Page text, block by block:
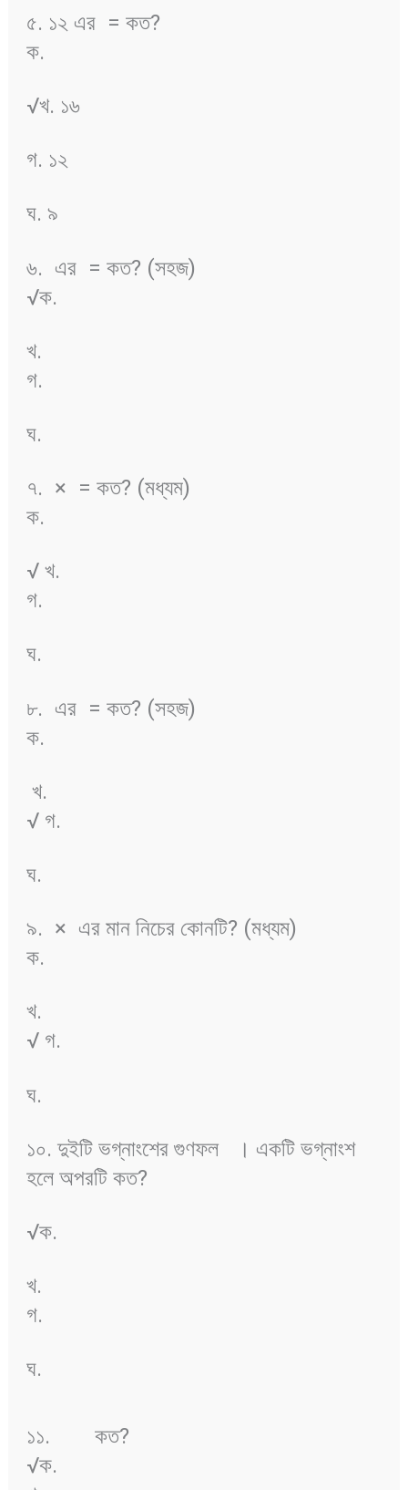
৫. ১২ এর = কত?
ক.
√খ. ১৬
গ. ১২
ঘ. ৯
৬. এর = কত? (সহজ)
√ক.
খ.
গ.
ঘ.
৭. × = কত? (মধ্যম)
ক.
√ খ.
গ.
ঘ.
৮. এর = কত? (সহজ)
ক.
খ.
√ গ.
ঘ.
৯. × এর মান নিচের কোনটি? (মধ্যম)
ক.
খ.
√ গ.
ঘ.
১০. দুইটি ভগ্নাংশের গুণফল
। একটি ভগ্নাংশ
হলে অপরটি কত?
√ক.
খ.
গ.
ঘ.
১১.
কত?
√ক.